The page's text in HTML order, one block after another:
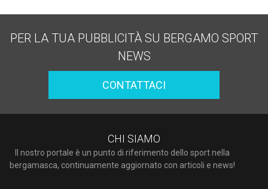
PER LA TUA PUBBLICITÀ SU BERGAMO SPORT
NEWS
CONTATTACI
CHI SIAMO
Il nostro portale è un punto di riferimento dello sport nella
bergamasca, continuamente aggiornato con articoli e news!